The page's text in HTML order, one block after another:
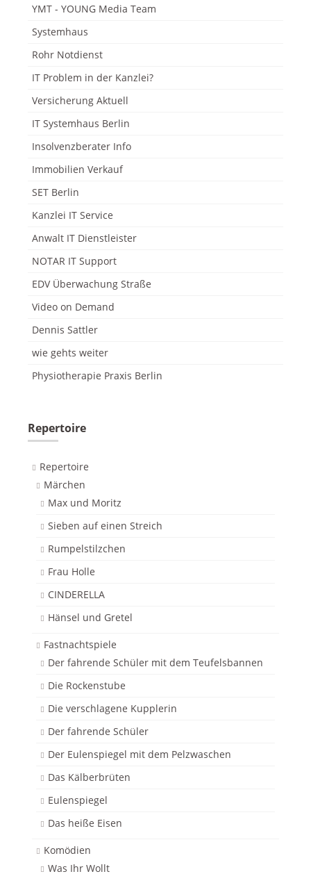
YMT - YOUNG Media Team
Systemhaus
Rohr Notdienst
IT Problem in der Kanzlei?
Versicherung Aktuell
IT Systemhaus Berlin
Insolvenzberater Info
Immobilien Verkauf
SET Berlin
Kanzlei IT Service
Anwalt IT Dienstleister
NOTAR IT Support
EDV Überwachung Straße
Video on Demand
Dennis Sattler
wie gehts weiter
Physiotherapie Praxis Berlin
Repertoire
Repertoire
Märchen
Max und Moritz
Sieben auf einen Streich
Rumpelstilzchen
Frau Holle
CINDERELLA
Hänsel und Gretel
Fastnachtspiele
Der fahrende Schüler mit dem Teufelsbannen
Die Rockenstube
Die verschlagene Kupplerin
Der fahrende Schüler
Der Eulenspiegel mit dem Pelzwaschen
Das Kälberbrüten
Eulenspiegel
Das heiße Eisen
Komödien
Was Ihr Wollt